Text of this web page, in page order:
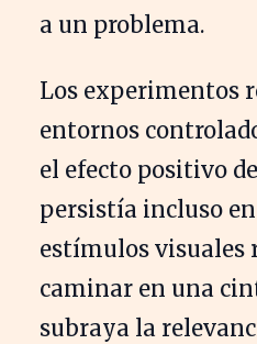
a un problema.
Los experimentos
entornos
el efecto positivo
persistía incluso
estímulos visuales
caminar en una
subraya la